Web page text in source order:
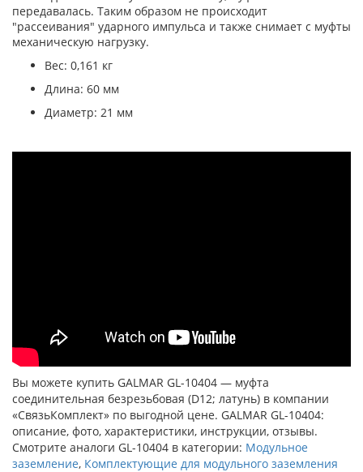
передавалась. Таким образом не происходит
"рассеивания" ударного импульса и также снимает с муфты
механическую нагрузку.
Вес: 0,161 кг
Длина: 60 мм
Диаметр: 21 мм
Вы можете купить GALMAR GL-10404 — муфта
соединительная безрезьбовая (D12; латунь) в компании
«СвязьКомплект» по выгодной цене. GALMAR GL-10404:
описание, фото, характеристики, инструкции, отзывы.
Смотрите аналоги GL-10404 в категории: Модульное
заземление, Комплектующие для модульного заземления